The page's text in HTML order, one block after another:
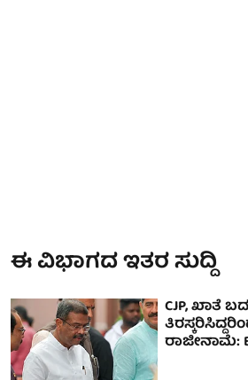
ಈ ವಿಭಾಗದ ಇತರ ಸುದ್ದಿ
CJP, ಖಾತೆ
ರಾಜೀನಾಮೆ: